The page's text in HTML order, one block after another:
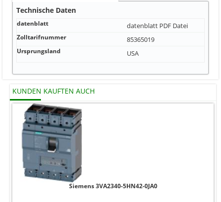
Technische Daten
datenblatt datenblatt PDF Datei
Zolltarifnummer 85365019
Ursprungsland USA
KUNDEN KAUFTEN AUCH
Siemens 3VA2340-5HN42-0JA0